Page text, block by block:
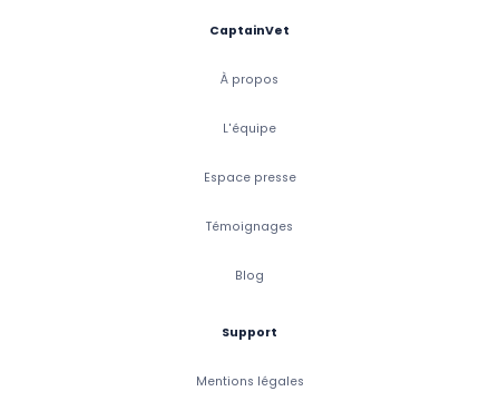
CaptainVet
À propos
L'équipe
Espace presse
Témoignages
Blog
Support
Mentions légales